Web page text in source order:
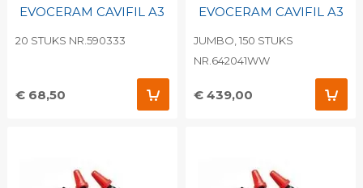
EVOCERAM CAVIFIL A3
20 STUKS NR.590333
€ 68,50
EVOCERAM CAVIFIL A3
JUMBO, 150 STUKS
NR.642041WW
€ 439,00